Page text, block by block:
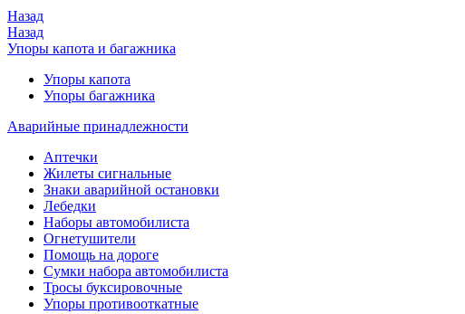
Назад
Назад
Упоры капота и багажника
Упоры капота
Упоры багажника
Аварийные принадлежности
Аптечки
Жилеты сигнальные
Знаки аварийной остановки
Лебедки
Наборы автомобилиста
Огнетушители
Помощь на дороге
Сумки набора автомобилиста
Тросы буксировочные
Упоры противооткатные